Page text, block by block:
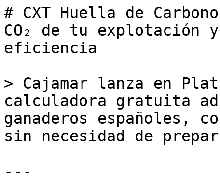
# CXT Huella de
CO₂ de tu explotación
eficiencia
> Cajamar lanza en
calculadora gratuita
ganaderos españoles,
sin necesidad de
---